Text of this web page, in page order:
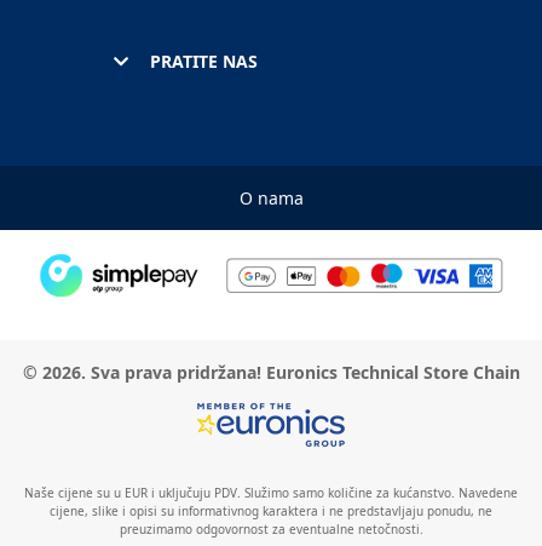
PRATITE NAS
O nama
© 2026. Sva prava pridržana! Euronics Technical Store Chain
Naše cijene su u EUR i uključuju PDV. Služimo samo količine za kućanstvo. Navedene
cijene, slike i opisi su informativnog karaktera i ne predstavljaju ponudu, ne
preuzimamo odgovornost za eventualne netočnosti.